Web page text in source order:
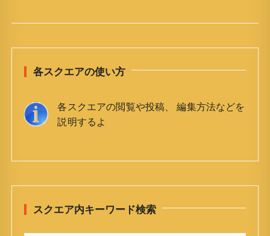
各スクエアの使い方
各スクエアの閲覧や投稿、 編集方法などを
説明するよ
スクエア内キーワード検索